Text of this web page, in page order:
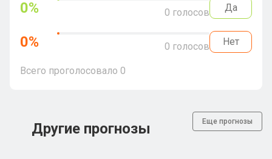
0% 0 голосов Да
0% 0 голосов Нет
Всего проголосовало 0
Другие прогнозы Еще прогнозы